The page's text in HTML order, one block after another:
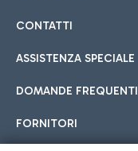
CONTATTI
ASSISTENZA SPECIALE
DOMANDE FREQUENTI
FORNITORI